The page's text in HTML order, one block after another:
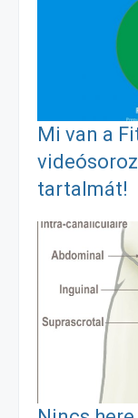
k
Mi van a
tartalmát!